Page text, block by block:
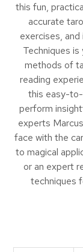
this fun,
accurate
exercises,
Techniques is
methods of
reading
this easy-
perform
experts
face with the
to magical
or an expert
techniques